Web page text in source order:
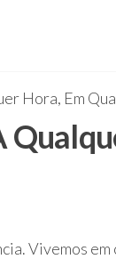
Hora, Em
Vivemos